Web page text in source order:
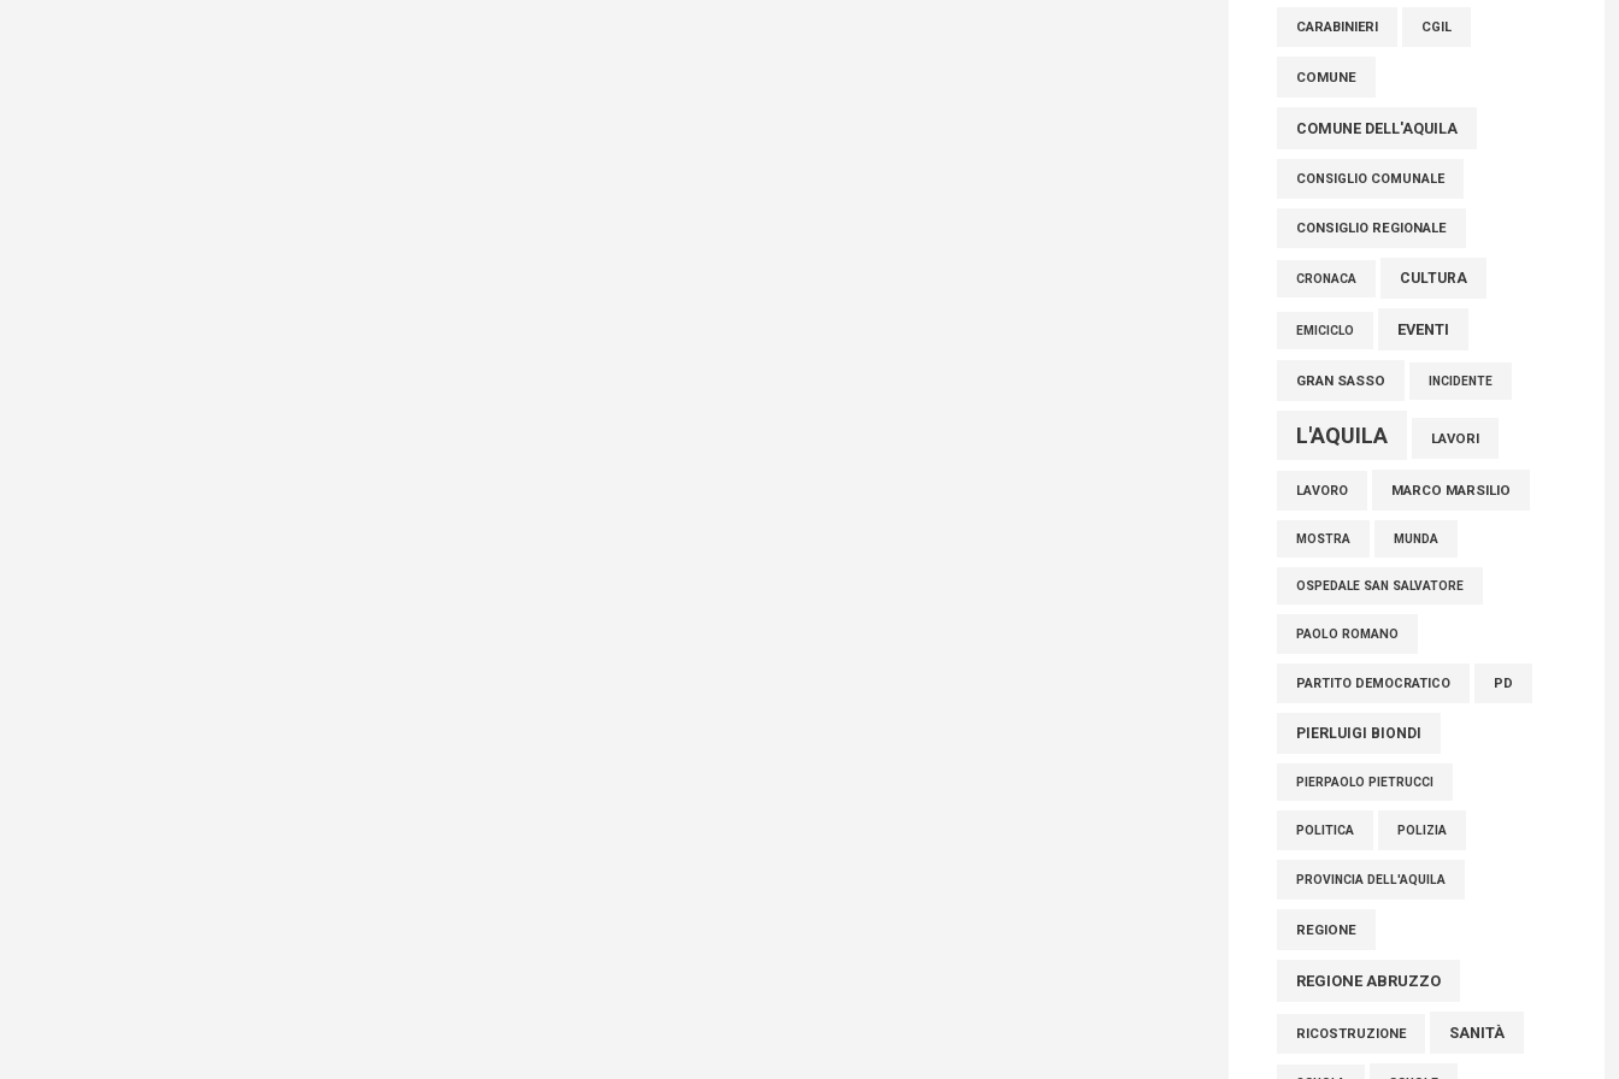
tra cui molti abruzzesi"
06 Agosto 2026
CARABINIERI CGIL
COMUNE
COMUNE DELL'AQUILA
CONSIGLIO COMUNALE
CONSIGLIO REGIONALE
CRONACA CULTURA
EMICICLO EVENTI
GRAN SASSO INCIDENTE
L'AQUILA LAVORI
LAVORO MARCO MARSILIO
MOSTRA MUNDA
OSPEDALE SAN SALVATORE
PAOLO ROMANO
PARTITO DEMOCRATICO PD
PIERLUIGI BIONDI
PIERPAOLO PIETRUCCI
POLITICA POLIZIA
PROVINCIA DELL'AQUILA
REGIONE
REGIONE ABRUZZO
RICOSTRUZIONE SANITÀ